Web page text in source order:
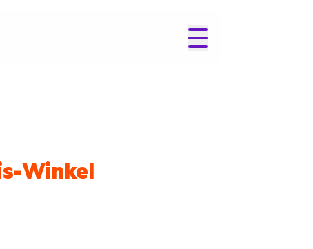
Winkel